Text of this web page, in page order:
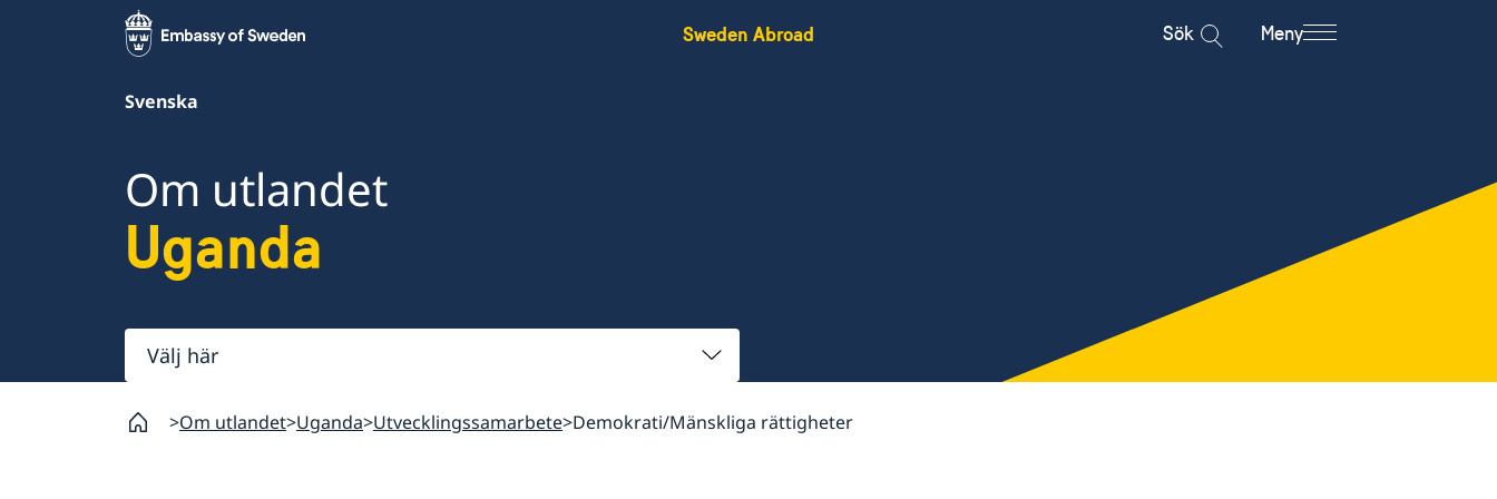
Sweden Abroad Sök Meny
Svenska
Om utlandet
Uganda
Välj
här
Om utlandet Uganda Utvecklingssamarbete Demokrati/Mänskliga rättigheter